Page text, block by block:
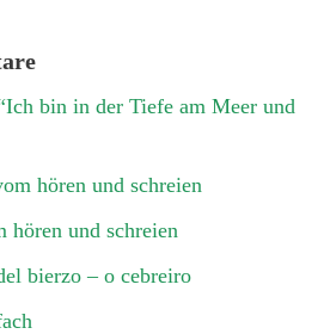
bin in der Tiefe am Meer und
hören und schreien
hören und schreien
bierzo – o cebreiro